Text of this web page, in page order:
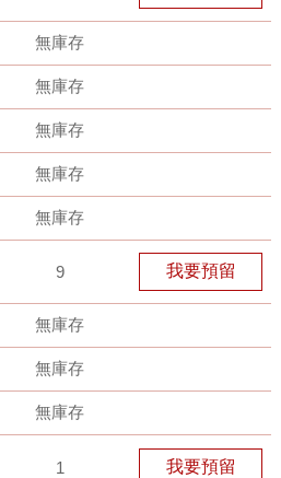
無庫存
無庫存
無庫存
無庫存
無庫存
9 我要預留
無庫存
無庫存
無庫存
1 我要預留